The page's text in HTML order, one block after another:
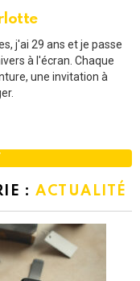
j'ai 29 ans et je passe
à l'écran. Chaque
une invitation à
: ACTUALITÉ